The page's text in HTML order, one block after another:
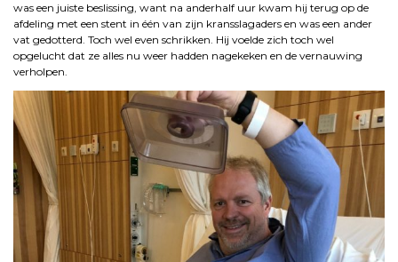
was een juiste beslissing, want na anderhalf uur kwam hij terug op de
afdeling met een stent in één van zijn kransslagaders en was een ander
vat gedotterd. Toch wel even schrikken. Hij voelde zich toch wel
opgelucht dat ze alles nu weer hadden nagekeken en de vernauwing
verholpen.